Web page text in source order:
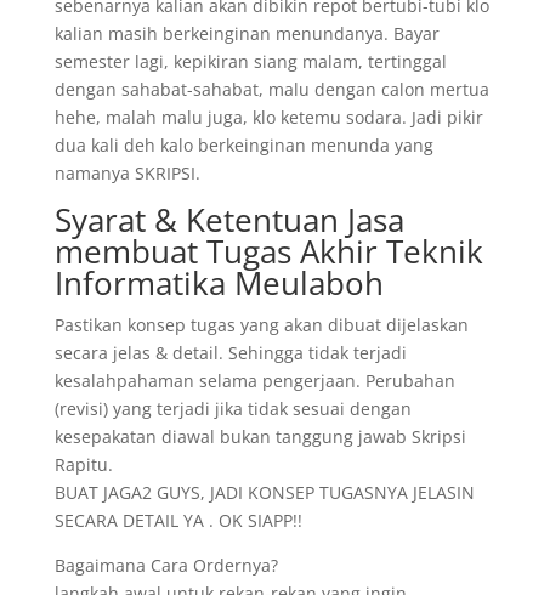
sebenarnya kalian akan dibikin repot bertubi-tubi klo
kalian masih berkeinginan menundanya. Bayar
semester lagi, kepikiran siang malam, tertinggal
dengan sahabat-sahabat, malu dengan calon mertua
hehe, malah malu juga, klo ketemu sodara. Jadi pikir
dua kali deh kalo berkeinginan menunda yang
namanya SKRIPSI.
Syarat & Ketentuan Jasa
membuat Tugas Akhir Teknik
Informatika Meulaboh
Pastikan konsep tugas yang akan dibuat dijelaskan
secara jelas & detail. Sehingga tidak terjadi
kesalahpahaman selama pengerjaan. Perubahan
(revisi) yang terjadi jika tidak sesuai dengan
kesepakatan diawal bukan tanggung jawab Skripsi
Rapitu.
BUAT JAGA2 GUYS, JADI KONSEP TUGASNYA JELASIN
SECARA DETAIL YA . OK SIAPP!!
Bagaimana Cara Ordernya?